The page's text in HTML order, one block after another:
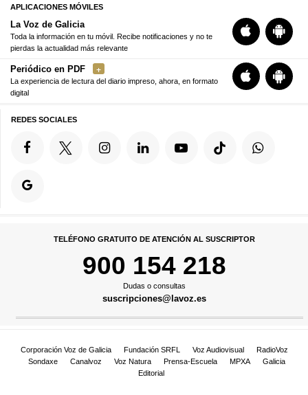
APLICACIONES MÓVILES
La Voz de Galicia
Toda la información en tu móvil. Recibe notificaciones y no te
pierdas la actualidad más relevante
Periódico en PDF
La experiencia de lectura del diario impreso, ahora, en formato
digital
REDES SOCIALES
TELÉFONO GRATUITO DE ATENCIÓN AL SUSCRIPTOR
900 154 218
Dudas o consultas
suscripciones@lavoz.es
Corporación Voz de Galicia Fundación SRFL Voz Audiovisual
RadioVoz
Sondaxe
Canalvoz Voz Natura Prensa-Escuela MPXA
Galicia
Editorial